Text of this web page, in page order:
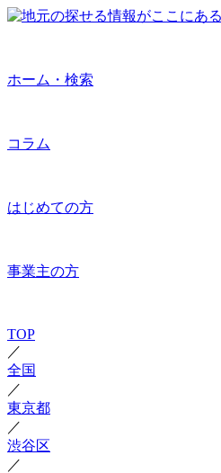
ホーム・検索
コラム
はじめての方
事業主の方
TOP
／
全国
／
東京都
／
渋谷区
／